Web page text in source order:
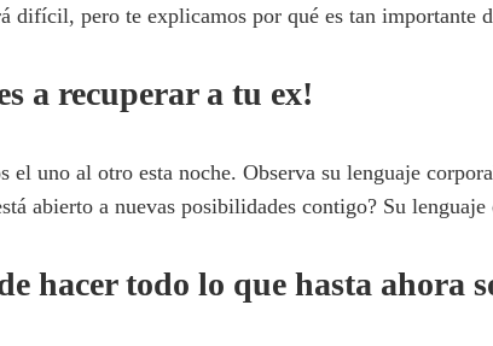
difícil, pero te explicamos por qué es tan importante
a recuperar a tu ex!
el uno al otro esta noche. Observa su lenguaje
abierto a nuevas posibilidades contigo? Su
hacer todo lo que hasta ahora